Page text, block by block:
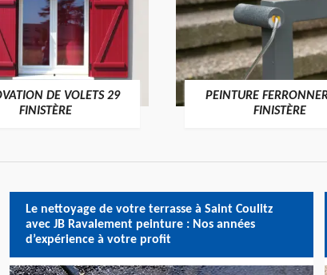
DE VOLETS 29
FINISTÈRE
PEINTURE
FINISTÈRE
Le nettoyage de votre terrasse à Saint Coulitz
avec JB Ravalement peinture : Nos années
d’expérience à votre profit